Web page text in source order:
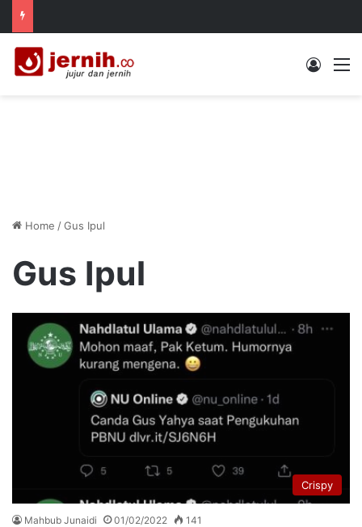
Log In
Home /Gus Ipul
Gus Ipul
Crispy
Mahbub Junaidi 01/02/2022 141